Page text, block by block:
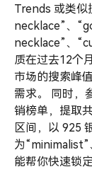
Trends 或类似
necklace”、
necklace”、
质在过去12个
市场的搜索峰
需求。 同时，
销榜单，提取
区间，以 925
为
能帮你快速锁